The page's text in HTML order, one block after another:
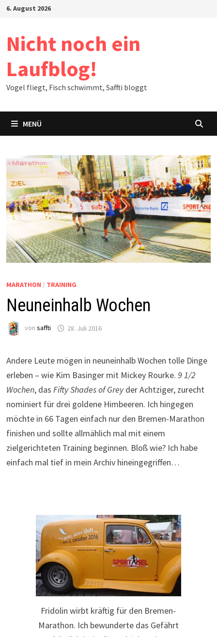
Zum6. August 2026
Nicht noch ein
Laufblog!
Vogel fliegt, Fisch schwimmt, Saffti bloggt
MENÜ
MARATHON / TRAINING
Neuneinhalb Wochen
von saffti 28. Juli 2016
Andere Leute mögen in neuneinhalb Wochen tolle Dinge
erleben – wie Kim Basinger mit Mickey Rourke. 9 1/2
Wochen, das Fifty Shades of Greyder Achtziger, zurecht
nominiert für drei goldene Himbeeren. Ich hingegen
möchte in 66 Tagen einfach nur den Bremen-Marathon
finishen und sollte allmählich mal mit einem
zielgerichteten Training beginnen. Bloß wie? Ich habe
einfach mal tief in mein Archiv hineingegriffen…
Fridolin wirbt kräftig für den Bremen-
Marathon. Ich bewunderte das Gefährt